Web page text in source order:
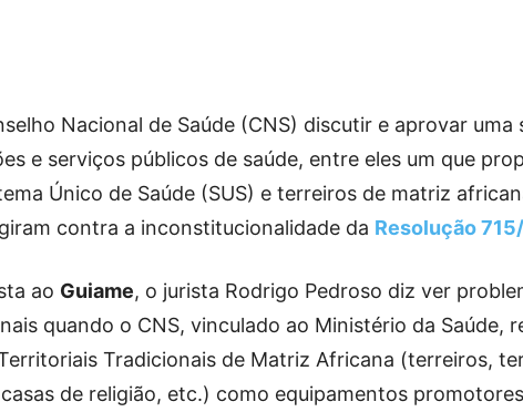
Nacional de Saúde (CNS) discutir e aprovar uma
e serviços públicos de saúde, entre eles um que
Único de Saúde (SUS) e terreiros de matriz
contra a inconstitucionalidade da Resolução
ao Guiame, o jurista Rodrigo Pedroso diz ver
quando o CNS, vinculado ao Ministério da Saúde,
Tradicionais de Matriz Africana (terreiros,
de religião, etc.) como equipamentos